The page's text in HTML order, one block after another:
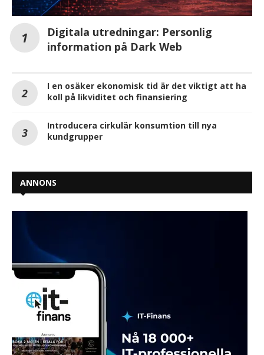
Digitala utredningar: Personlig
information på Dark Web
I en osäker ekonomisk tid är det viktigt att ha
koll på likviditet och finansiering
Introducera cirkulär konsumtion till nya
kundgrupper
ANNONS